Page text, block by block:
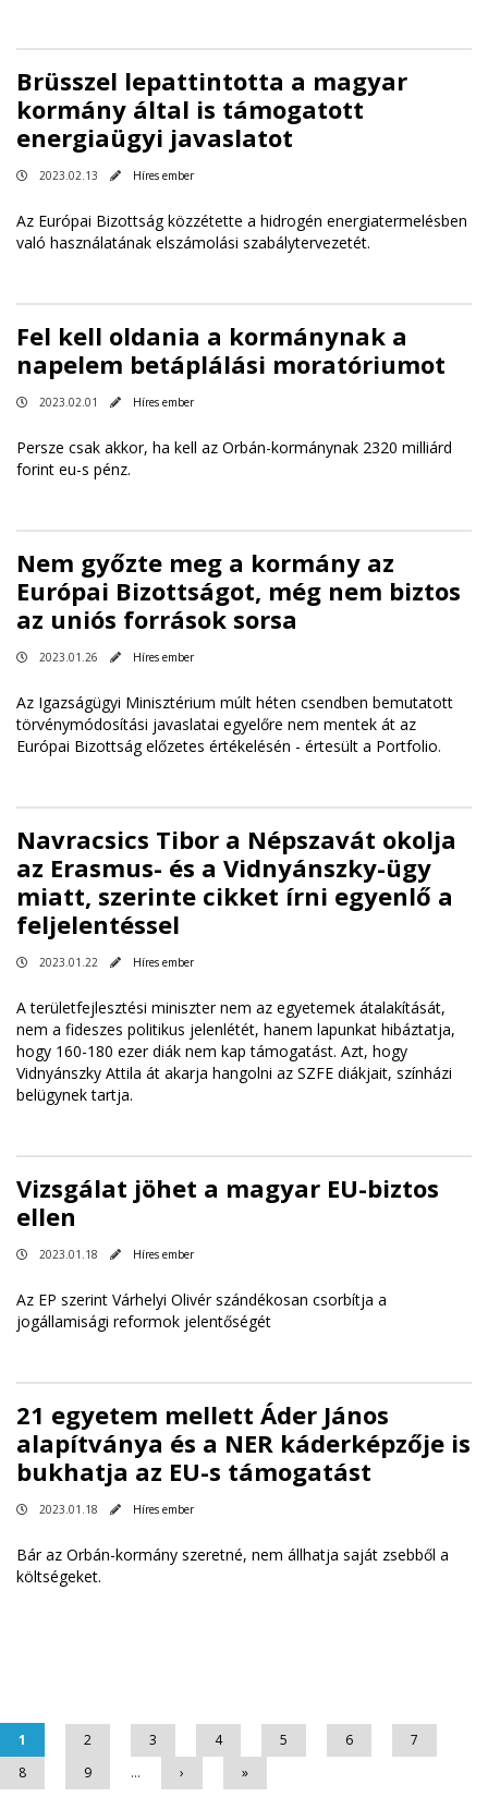
Brüsszel lepattintotta a magyar
kormány által is támogatott
energiaügyi javaslatot
2023.02.13 Híres ember
Az Európai Bizottság közzétette a hidrogén energiatermelésben
való használatának elszámolási szabálytervezetét.
Fel kell oldania a kormánynak a
napelem betáplálási moratóriumot
2023.02.01 Híres ember
Persze csak akkor, ha kell az Orbán-kormánynak 2320 milliárd
forint eu-s pénz.
Nem győzte meg a kormány az
Európai Bizottságot, még nem biztos
az uniós források sorsa
2023.01.26 Híres ember
Az Igazságügyi Minisztérium múlt héten csendben bemutatott
törvénymódosítási javaslatai egyelőre nem mentek át az
Európai Bizottság előzetes értékelésén - értesült a Portfolio.
Navracsics Tibor a Népszavát okolja
az Erasmus- és a Vidnyánszky-ügy
miatt, szerinte cikket írni egyenlő a
feljelentéssel
2023.01.22 Híres ember
A területfejlesztési miniszter nem az egyetemek átalakítását,
nem a fideszes politikus jelenlétét, hanem lapunkat hibáztatja,
hogy 160-180 ezer diák nem kap támogatást. Azt, hogy
Vidnyánszky Attila át akarja hangolni az SZFE diákjait, színházi
belügynek tartja.
Vizsgálat jöhet a magyar EU-biztos
ellen
2023.01.18 Híres ember
Az EP szerint Várhelyi Olivér szándékosan csorbítja a
jogállamisági reformok jelentőségét
21 egyetem mellett Áder János
alapítványa és a NER káderképzője is
bukhatja az EU-s támogatást
2023.01.18 Híres ember
Bár az Orbán-kormány szeretné, nem állhatja saját zsebből a
költségeket.
1 2 3 4 5 6
7
8
9 … › »